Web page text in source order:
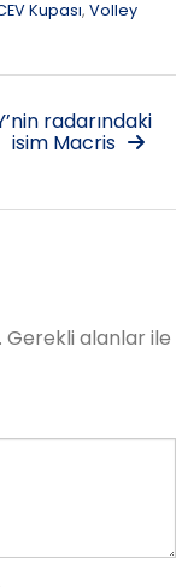
Kupası, Volley
radarındaki
isim Macris
Gerekli alanlar ile